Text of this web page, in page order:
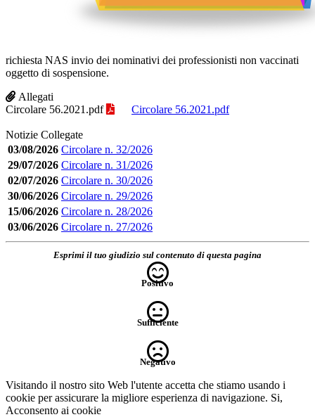
richiesta NAS invio dei nominativi dei professionisti non vaccinati
oggetto di sospensione.
Allegati
Circolare 56.2021.pdf
Circolare 56.2021.pdf
Notizie Collegate
03/08/2026 Circolare n. 32/2026
29/07/2026 Circolare n. 31/2026
02/07/2026 Circolare n. 30/2026
30/06/2026 Circolare n. 29/2026
15/06/2026 Circolare n. 28/2026
03/06/2026 Circolare n. 27/2026
Esprimi il tuo giudizio sul contenuto di questa pagina
Positivo
Sufficiente
Negativo
Visitando il nostro sito Web l'utente accetta che stiamo usando i
cookie per assicurare la migliore esperienza di navigazione. Si,
Acconsento ai cookie